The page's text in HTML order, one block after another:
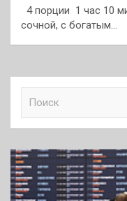
4 порции 1 час 10
сочной, с богатым…
к